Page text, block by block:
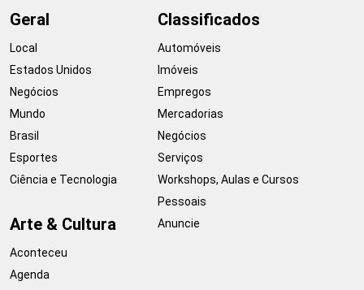
Geral
Local
Estados Unidos
Negócios
Mundo
Brasil
Esportes
Ciência e Tecnologia
Arte & Cultura
Aconteceu
Agenda
Classificados
Automóveis
Imóveis
Empregos
Mercadorias
Negócios
Serviços
Workshops, Aulas e Cursos
Pessoais
Anuncie